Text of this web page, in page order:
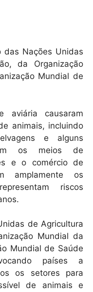
das Nações Unidas
da Organização
Mundial de
aviária causaram
animais, incluindo
e alguns
os meios de
e o comércio de
amplamente os
riscos
de Agricultura
Mundial da
Mundial de Saúde
países a
os setores para
de animais e